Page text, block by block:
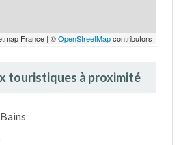
France | ©OpenStreetMapcontributors
touristiques à proximité